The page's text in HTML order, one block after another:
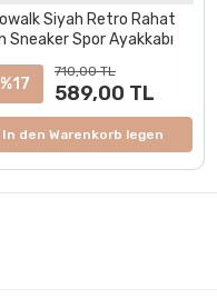
Siyah Retro Rahat
Sneaker Spor Ayakkabı
%17
710,00 TL
589,00 TL
In den Warenkorb legen